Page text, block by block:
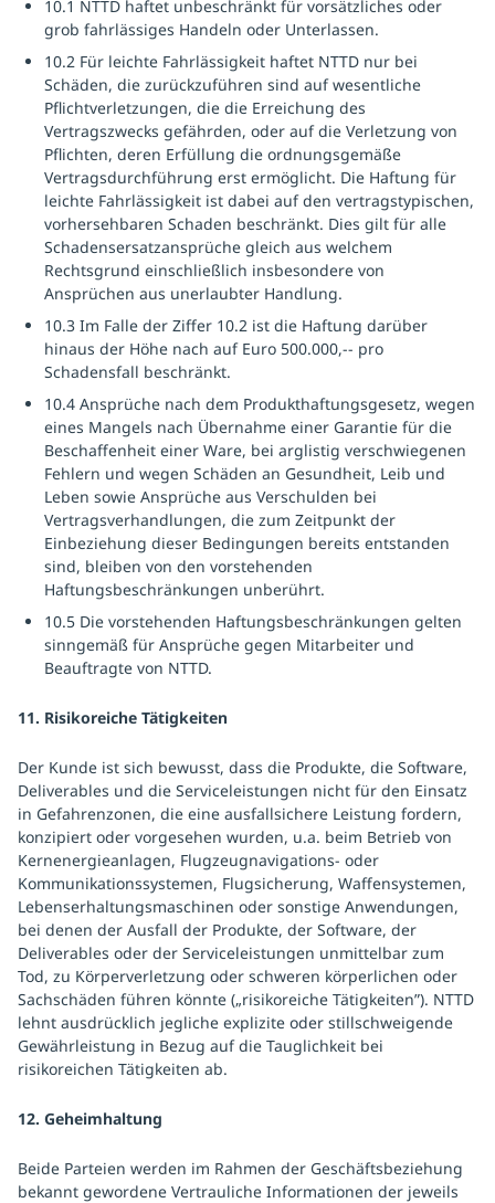
10.1 NTTD haftet unbeschränkt für vorsätzliches oder
grob fahrlässiges Handeln oder Unterlassen.
10.2 Für leichte Fahrlässigkeit haftet NTTD nur bei
Schäden, die zurückzuführen sind auf wesentliche
Pflichtverletzungen, die die Erreichung des
Vertragszwecks gefährden, oder auf die Verletzung von
Pflichten, deren Erfüllung die ordnungsgemäße
Vertragsdurchführung erst ermöglicht. Die Haftung für
leichte Fahrlässigkeit ist dabei auf den vertragstypischen,
vorhersehbaren Schaden beschränkt. Dies gilt für alle
Schadensersatzansprüche gleich aus welchem
Rechtsgrund einschließlich insbesondere von
Ansprüchen aus unerlaubter Handlung.
10.3 Im Falle der Ziffer 10.2 ist die Haftung darüber
hinaus der Höhe nach auf Euro 500.000,-- pro
Schadensfall beschränkt.
10.4 Ansprüche nach dem Produkthaftungsgesetz, wegen
eines Mangels nach Übernahme einer Garantie für die
Beschaffenheit einer Ware, bei arglistig verschwiegenen
Fehlern und wegen Schäden an Gesundheit, Leib und
Leben sowie Ansprüche aus Verschulden bei
Vertragsverhandlungen, die zum Zeitpunkt der
Einbeziehung dieser Bedingungen bereits entstanden
sind, bleiben von den vorstehenden
Haftungsbeschränkungen unberührt.
10.5 Die vorstehenden Haftungsbeschränkungen gelten
sinngemäß für Ansprüche gegen Mitarbeiter und
Beauftragte von NTTD.
11. Risikoreiche Tätigkeiten
Der Kunde ist sich bewusst, dass die Produkte, die Software,
Deliverables und die Serviceleistungen nicht für den Einsatz
in Gefahrenzonen, die eine ausfallsichere Leistung fordern,
konzipiert oder vorgesehen wurden, u.a. beim Betrieb von
Kernenergieanlagen, Flugzeugnavigations- oder
Kommunikationssystemen, Flugsicherung, Waffensystemen,
Lebenserhaltungsmaschinen oder sonstige Anwendungen,
bei denen der Ausfall der Produkte, der Software, der
Deliverables oder der Serviceleistungen unmittelbar zum
Tod, zu Körperverletzung oder schweren körperlichen oder
Sachschäden führen könnte („risikoreiche Tätigkeiten”). NTTD
lehnt ausdrücklich jegliche explizite oder stillschweigende
Gewährleistung in Bezug auf die Tauglichkeit bei
risikoreichen Tätigkeiten ab.
12. Geheimhaltung
Beide Parteien werden im Rahmen der Geschäftsbeziehung
bekannt gewordene Vertrauliche Informationen der jeweils